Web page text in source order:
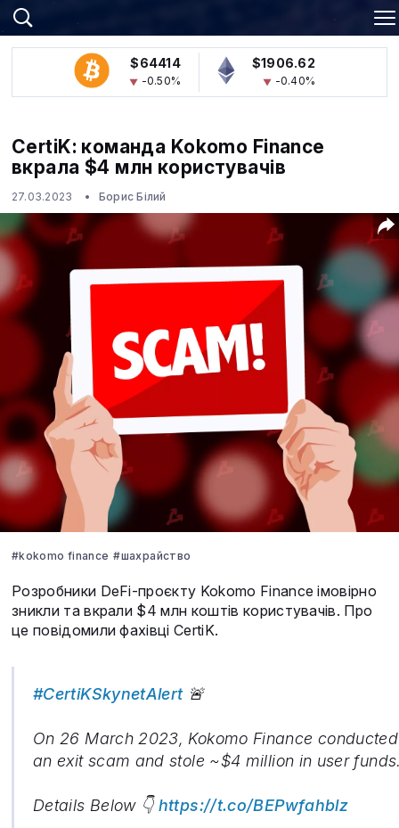
$64414
-0.50%
$1906.62
-0.40%
CertiK: команда Kokomo Finance
вкрала $4 млн користувачів
27.03.2023 Борис Білий
#kokomo finance #шахрайство
Розробники DeFi-проєкту Kokomo Finance імовірно
зникли та вкрали $4 млн коштів користувачів. Про
це повідомили фахівці CertiK.
#CertiKSkynetAlert🚨
On 26 March 2023, Kokomo Finance conducted
an exit scam and stole ~$4 million in user
Details Below 👇 https://t.co/BEPwfahblz